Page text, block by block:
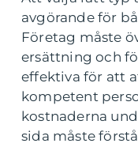
avgörande för
Företag måste
ersättning och
effektiva för att
kompetent
kostnaderna
sida måste